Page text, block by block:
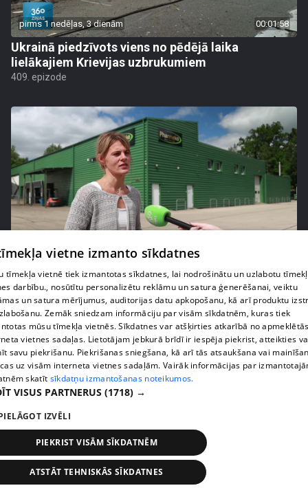
pirms 1 nedēļas, 3 dienām 00:01:58
Ukrainā piedzīvots viens no pēdējā laika
lielākajiem Krievijas uzbrukumiem
409. epizode
pirms 1 nedēļas, 3 dienām
Melleņu zelta drudzis: kas nosaka iepirkuma
cenu?
pirms 1 nedēļas, 3 dienām
vietne izmanto sīkdatnes
tīmekļa vietnē tiek izmantotas sīkdatnes, lai nodrošinātu un uzlabotu
darbību., nosūtītu personalizētu reklāmu un satura ģenerēšanai, veiktu
un satura mērījumus, auditorijas datu apkopošanu, kā arī produktu
Zemāk sniedzam informāciju par visām sīkdatnēm, kuras tiek
mūsu tīmekļa vietnēs. Sīkdatnes var atšķirties atkarībā no
vietnes sadaļas. Lietotājam jebkurā brīdī ir iespēja piekrist, atteikties
savu piekrišanu. Piekrišanas sniegšana, kā arī tās atsaukšana vai
uz visām interneta vietnes sadaļām. Vairāk informācijas par
skatīt sīkdatņu izmantošanas noteikumos.
VISUS PARTNERUS (1718) →
IZVĒLI
PIEKRIST VISĀM SĪKDATNĒM
ATSTĀT TEHNISKĀS SĪKDATNES